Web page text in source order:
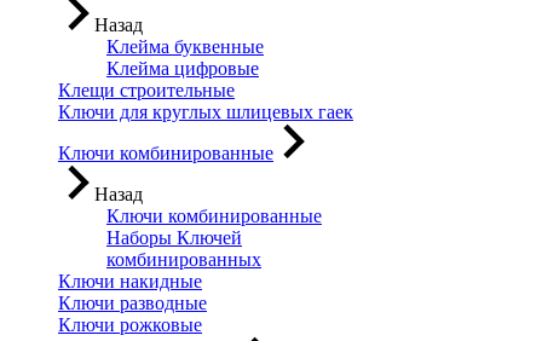
Назад
Клейма буквенные
Клейма цифровые
Клещи строительные
Ключи для круглых шлицевых гаек
Ключи комбинированные
Назад
Ключи комбинированные
Наборы Ключей
комбинированных
Ключи накидные
Ключи разводные
Ключи рожковые